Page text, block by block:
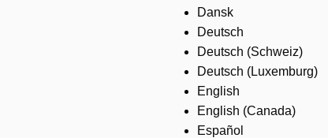
Dansk
Deutsch
Deutsch (Schweiz)
Deutsch (Luxemburg)
English
English (Canada)
Español